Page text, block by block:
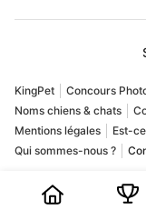
KingPet Concours
Noms chiens & chats
Mentions légales
Est-
Qui sommes-nous ?
KingPet est un